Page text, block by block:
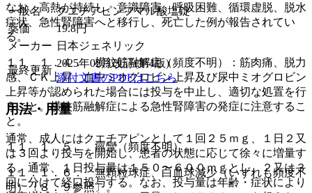
なお、高熱が持続し、意識障害、呼吸困難、循環虚脱、脱水
症状、急性腎障害へと移行し、死亡した例が報告されてい
る。
１１．１．４． 横紋筋融解症（頻度不明）：筋肉痛、脱力
感、ＣＫ上昇、血中ミオグロビン上昇及び尿中ミオグロビン
上昇等が認められた場合には投与を中止し、適切な処置を行
うこと。横紋筋融解症による急性腎障害の発症に注意するこ
と。
１１．１．５． 痙攣（頻度不明）。
１１．１．６． 無顆粒球症、白血球減少（いずれも頻度不
明）〔８．９参照〕。
一般名
クエチアピンフマル酸塩錠
薬価
19.8円
メーカー 日本ジェネリック
最終更新
2025年02月改訂(第4版)
添付文書のPDFはこちら
用法・用量
通常、成人にはクエチアピンとして１回２５ｍｇ、１日２又
は３回より投与を開始し、患者の状態に応じて徐々に増量す
る。通常、１日投与量は１５０〜６００ｍｇとし、２又は３
回に分けて経口投与する。なお、投与量は年齢・症状により